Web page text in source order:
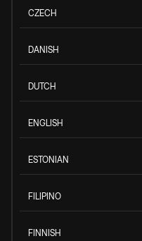
CZECH
DANISH
DUTCH
ENGLISH
ESTONIAN
FILIPINO
FINNISH